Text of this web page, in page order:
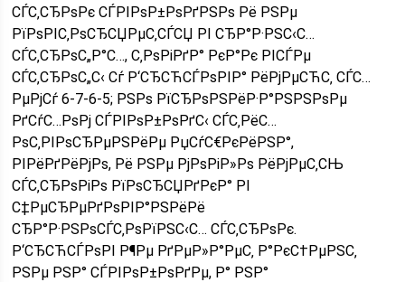
СЃС‚СЂРѕРє СЃРІРѕР±РѕРґРЅРѕ Рё РЅРµ
РїРѕРІС‚РѕСЂСЏРµС‚СЃСЏ РІ СЂР°Р·РЅС‹С…
СЃС‚СЂРѕС„Р°С…, С‚РѕРіРґР° РєР°Рє РІСЃРµ
СЃС‚СЂРѕС„С‹ Сѓ Р‘СЂСЋСЃРѕРІР° РёРјРµСЋС‚ СЃС…
РµРјСѓ 6-7-6-5; РЅРѕ РїСЂРѕРЅРёР·Р°РЅРЅРѕРµ
РґСѓС…РѕРј СЃРІРѕР±РѕРґС‹ СЃС‚РёС…
РѕС‚РІРѕСЂРµРЅРёРµ РџСѓС€РєРёРЅР°,
РІРёРґРёРјРѕ, Рё РЅРµ РјРѕРіР»Рѕ РёРјРµС‚СЊ
СЃС‚СЂРѕРіРѕ РїРѕСЂСЏРґРєР° РІ
С‡РµСЂРµРґРѕРІР°РЅРёРё
СЂР°Р·РЅРѕСЃС‚РѕРїРЅС‹С… СЃС‚СЂРѕРє.
Р‘СЂСЋСЃРѕРІ Р¶Рµ РґРµР»Р°РµС‚ Р°РєС†РµРЅС‚
РЅРµ РЅР° СЃРІРѕР±РѕРґРµ, Р° РЅР°